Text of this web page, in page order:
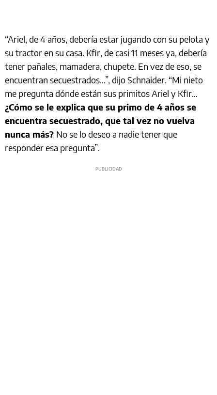
“Ariel, de 4 años, debería estar jugando con su pelota y
su tractor en su casa. Kfir, de casi 11 meses ya, debería
tener pañales, mamadera, chupete. En vez de eso, se
encuentran secuestrados…”, dijo Schnaider. “Mi nieto
me pregunta dónde están sus primitos Ariel y Kfir…
¿Cómo se le explica que su primo de 4 años se
encuentra secuestrado, que tal vez no vuelva
nunca más? No se lo deseo a nadie tener que
responder esa pregunta”.